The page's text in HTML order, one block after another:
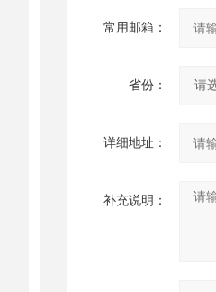
常用邮箱：
省份：
详细地址：
补充说明：